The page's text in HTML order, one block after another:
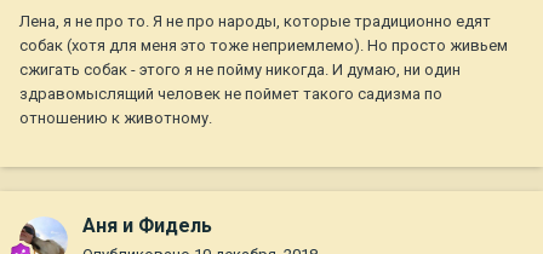
ругать нас за это! Просто если не можете понять, то
уважаем другой народ. А там как-нибудь эта тема решится.
Кстати- едят собак и во Вьтнаме, и в Корее и в Китае и ещё в
Юго-Восточной Азии....просто принимайте людей такими
какие они есть, если они не едят других людей, как
Гвинее, которые могли бы и канибаллизмом
так тоже можно бучу поднять об этом. Есть и много других
непонятных нам традиций, и есть просто вредные и
Лена, я не про то. Я не про народы, которые традиционно едят
собак (хотя для меня это тоже неприемлемо). Но просто живьем
сжигать собак - этого я не пойму никогда. И думаю, ни один
здравомыслящий человек не поймет такого садизма по
отношению к животному.
Аня и Фидель